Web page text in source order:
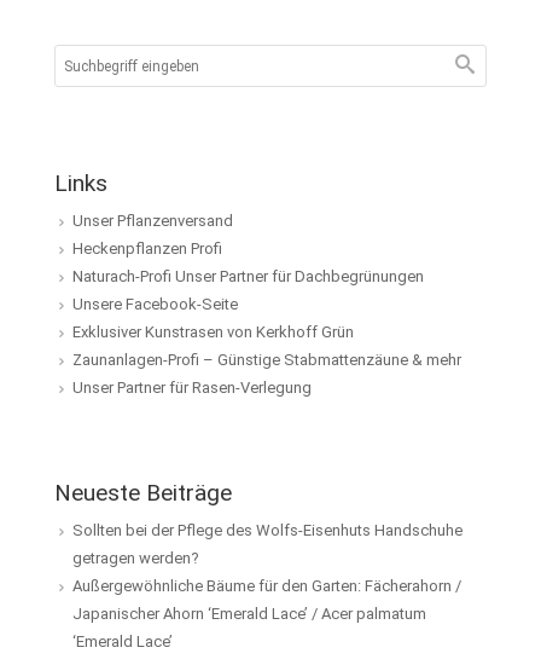
Links
Unser Pflanzenversand
Heckenpflanzen Profi
Naturach-Profi Unser Partner für Dachbegrünungen
Unsere Facebook-Seite
Exklusiver Kunstrasen von Kerkhoff Grün
Zaunanlagen-Profi – Günstige Stabmattenzäune & mehr
Unser Partner für Rasen-Verlegung
Neueste Beiträge
Sollten bei der Pflege des Wolfs-Eisenhuts Handschuhe
getragen werden?
Außergewöhnliche Bäume für den Garten: Fächerahorn /
Japanischer Ahorn ‘Emerald Lace’ / Acer palmatum
‘Emerald Lace’